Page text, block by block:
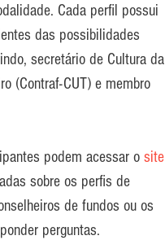
Cada perfil possui
das possibilidades
secretário de Cultura da
(Contraf-CUT) e membro
podem acessar o site
sobre os perfis de
de fundos ou os
perguntas.